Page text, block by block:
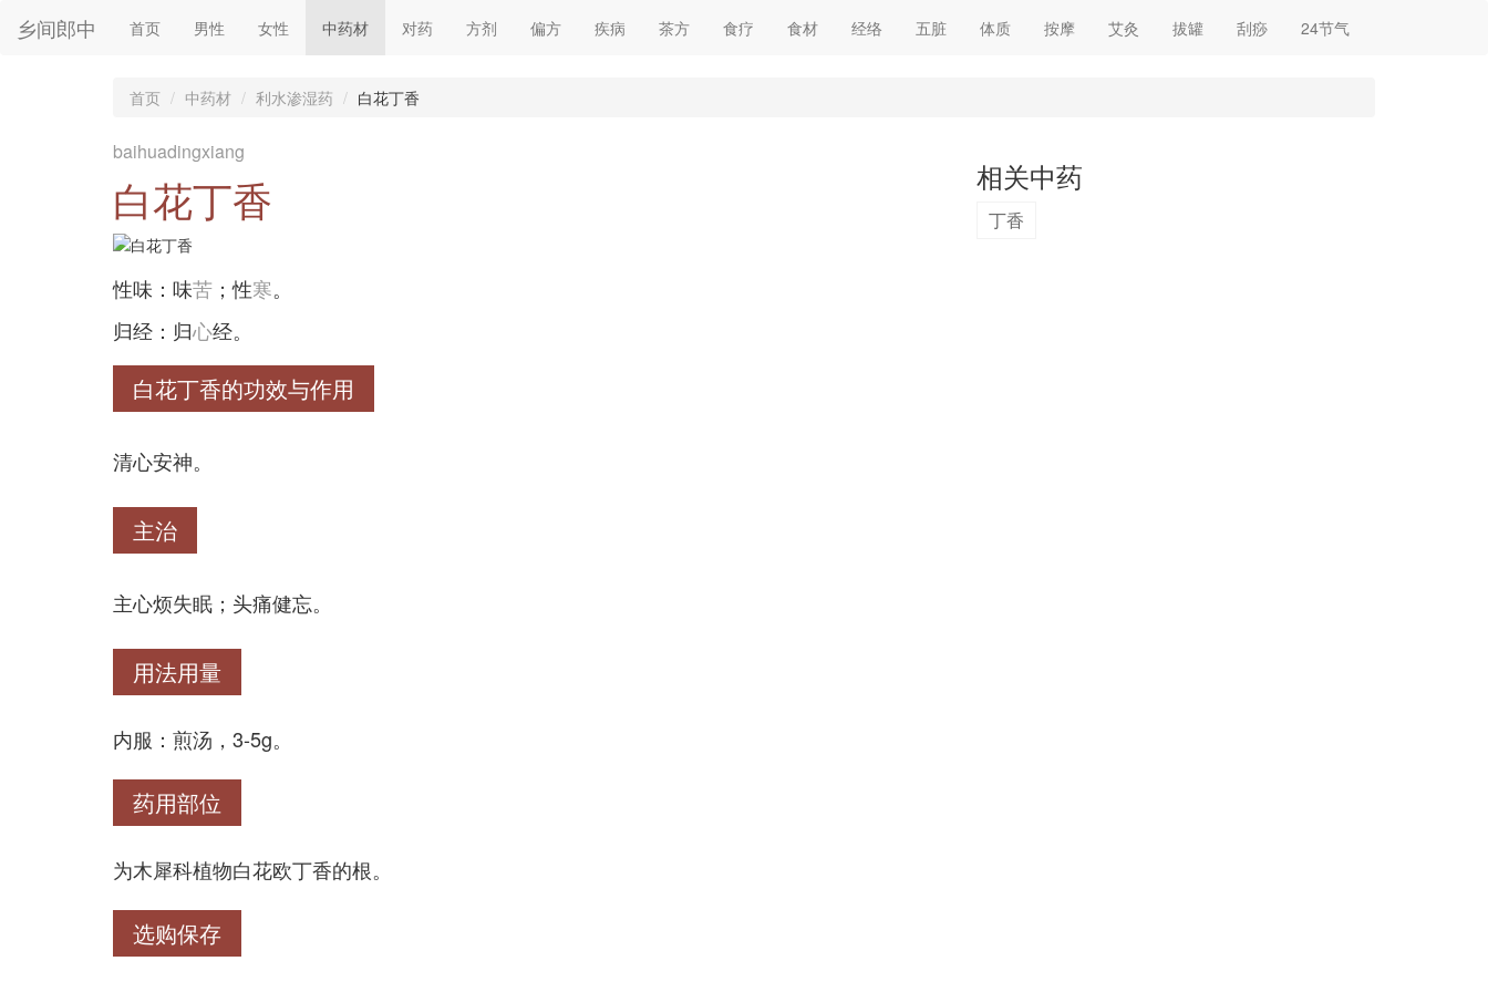
乡间郎中 首页 男性 女性 中药材 对药 方剂 偏方 疾病 茶方 食疗 食材 经络 五脏 体质 按摩 艾灸 拔罐 刮痧 24节气
首页 中药材 利水渗湿药 白花丁香
baihuadingxiang
白花丁香
性味：味苦 ；性寒。
归经：归心经。
白花丁香的功效与作用
清心安神。
主治
主心烦失眠；头痛健忘。
用法用量
内服：煎汤，3-5g。
药用部位
为木犀科植物白花欧丁香的根。
选购保存
相关中药
丁香